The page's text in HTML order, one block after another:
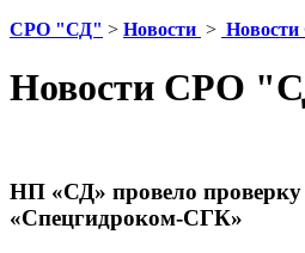
СРО "СД" > Новости >
Новости СРО
НП «СД» провело
«Спецгидроком-СГК»